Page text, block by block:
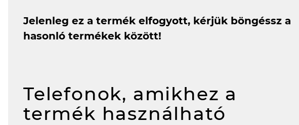
Jelenleg ez a termék elfogyott, kérjük böngéssz a
hasonló termékek között!
Telefonok, amikhez a
termék használható